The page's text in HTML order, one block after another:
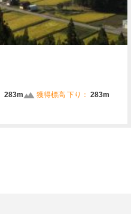
283m 獲得標高 下り： 283m